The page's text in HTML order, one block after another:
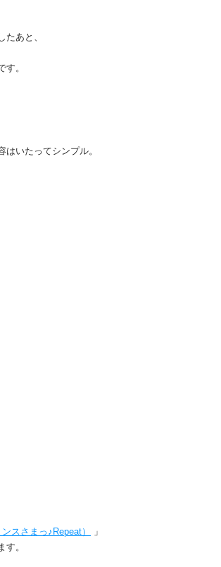
あと、
。
はいたってシンプル。
スさまっ♪Repeat）
」
。